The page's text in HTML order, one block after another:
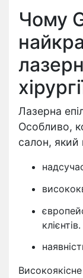
Чому
Лазерна
Особливо,
салон, який